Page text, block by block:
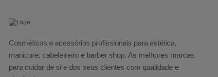
Cosméticos e acessórios profissionais para estética,
manicure, cabeleireiro e barber shop. As melhores marcas
para cuidar de si e dos seus clientes com qualidade e